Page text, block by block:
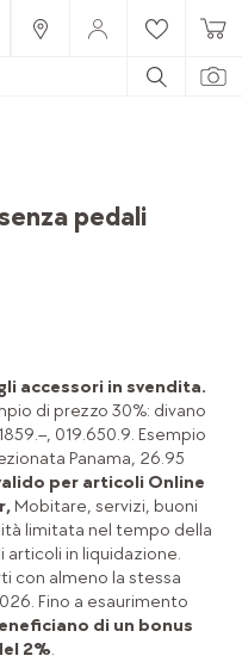
pedali
accessori in svendita.
di prezzo 30%: divano
019.650.9. Esempio
Panama, 26.95
per articoli Online
Mobitare, servizi, buoni
limitata nel tempo della
articoli in liquidazione.
con almeno la stessa
Fino a esaurimento
di un bonus
2%.